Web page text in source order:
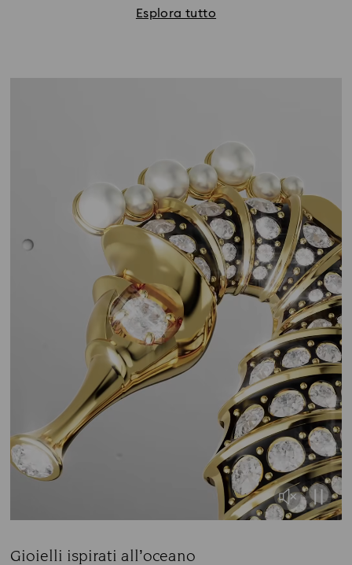
Esplora tutto
Gioielli ispirati all’oceano